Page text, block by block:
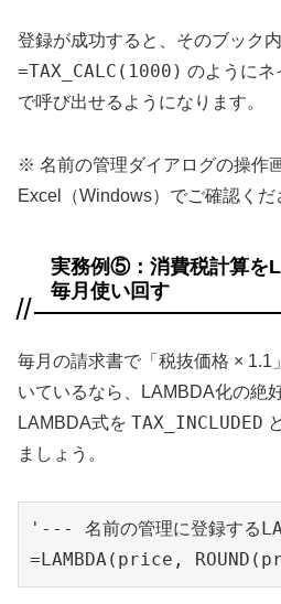
登録が成功すると、そのブック
=TAX_CALC(1000) のようにネ
で呼び出せるようになります。
※ 名前の管理ダイアログの操作
Excel（Windows）でご確認くだ
実務例⑤：消費税計算を
毎月使い回す
毎月の請求書で「税抜価格 × 1.1
いているなら、LAMBDA化の絶
LAMBDA式を TAX_INCLUDED
ましょう。
'--- 名前の管理に登録する
=LAMBDA(price,